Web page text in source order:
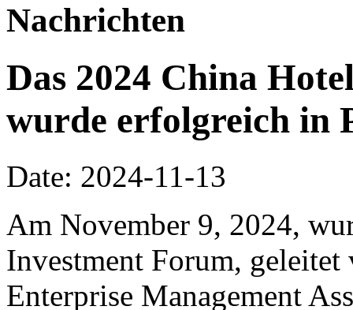
Nachrichten
Das 2024 China
wurde erfolgreich in
Date: 2024-11-13
Am November 9, 2024,
Investment Forum, geleitet
Enterprise Management